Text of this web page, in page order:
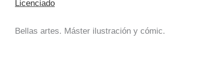
Licenciado
Bellas artes. Máster ilustración y cómic.